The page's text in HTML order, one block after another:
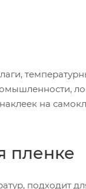
на
пленке
подходит